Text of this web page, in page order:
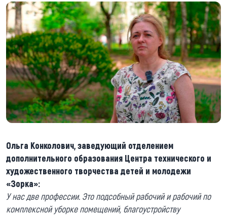
Ольга Конколович, заведующий отделением
дополнительного образования Центра технического и
художественного творчества детей и молодежи
«Зорка»:
У нас две профессии. Это подсобный рабочий и рабочий по
комплексной уборке помещений, благоустройству